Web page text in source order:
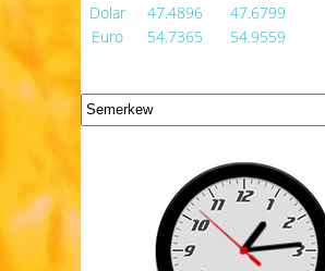
Dolar
47.4896
47.6799
Euro
54.7365 54.9559